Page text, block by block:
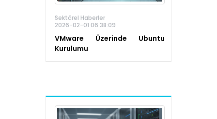
Sektörel Haberler
2026-02-01 06:38:09
VMware Üzerinde Ubuntu
Kurulumu